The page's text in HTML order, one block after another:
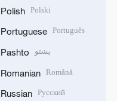
Polish Polski
Portuguese Português
Pashto پښتو
Romanian Română
Russian Русский